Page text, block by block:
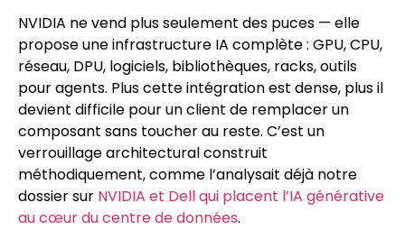
NVIDIA ne vend plus seulement des puces — elle
propose une infrastructure IA complète : GPU, CPU,
réseau, DPU, logiciels, bibliothèques, racks, outils
pour agents. Plus cette intégration est dense, plus il
devient difficile pour un client de remplacer un
composant sans toucher au reste. C’est un
verrouillage architectural construit
méthodiquement, comme l’analysait déjà notre
dossier sur NVIDIA et Dell qui placent l’IA générative
au cœur du centre de données.